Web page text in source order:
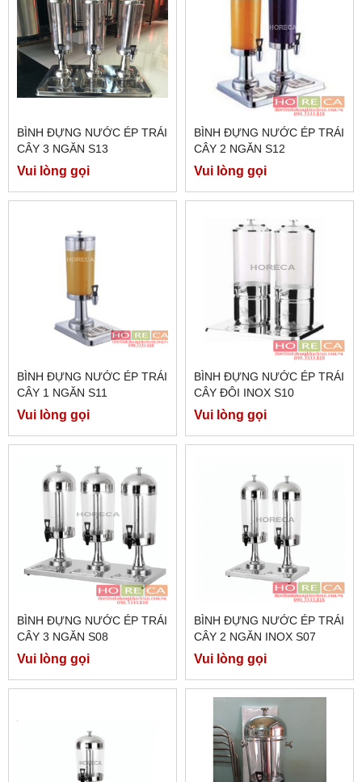
BÌNH ĐỰNG NƯỚC ÉP TRÁI
CÂY 3 NGĂN S13
Vui lòng gọi
BÌNH ĐỰNG NƯỚC ÉP TRÁI
CÂY 2 NGĂN S12
Vui lòng gọi
BÌNH ĐỰNG NƯỚC ÉP TRÁI
CÂY 1 NGĂN S11
Vui lòng gọi
BÌNH ĐỰNG NƯỚC ÉP TRÁI
CÂY ĐÔI INOX S10
Vui lòng gọi
BÌNH ĐỰNG NƯỚC ÉP TRÁI
CÂY 3 NGĂN S08
Vui lòng gọi
BÌNH ĐỰNG NƯỚC ÉP TRÁI
CÂY 2 NGĂN INOX S07
Vui lòng gọi